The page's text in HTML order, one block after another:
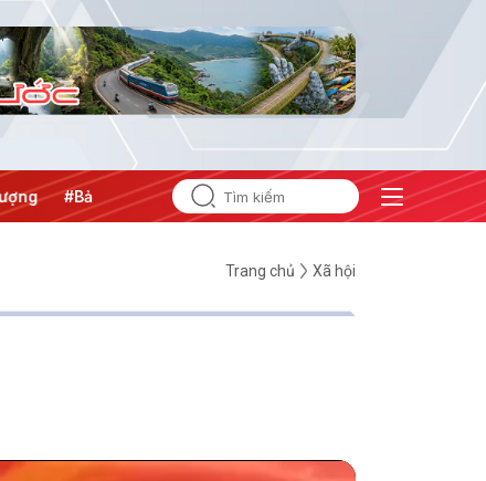
#Bảo vệ nền tảng tư tưởng của Đảng
Trang chủ Xã hội